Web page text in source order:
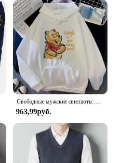
963,99руб.